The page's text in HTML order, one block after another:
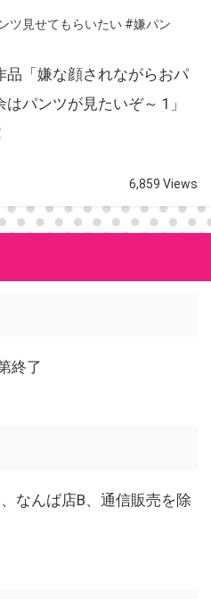
ツ見せてもらいたい #嫌パン
品「嫌な顔されながらおパ
パンツが見たいぞ～ 1」
6,859 Views
終了
なんば店B、通信販売を除